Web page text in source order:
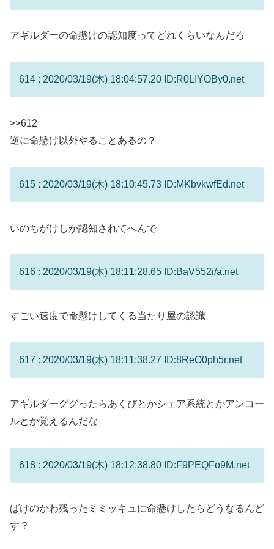
アギルダーの命懸けの認知度ってどれくらいなんだろ
614 : 2020/03/19(木) 18:04:57.20 ID:R0LIYOBy0.net
>>612
逆に命懸け以外やることあるの？
615 : 2020/03/19(木) 18:10:45.73 ID:MKbvkwfEd.net
いのちがけしか認知されてへんで
616 : 2020/03/19(木) 18:11:28.65 ID:BaV552i/a.net
すごい速度で命懸けしてくる当たり屋の認識
617 : 2020/03/19(木) 18:11:38.27 ID:8ReO0ph5r.net
アギルダーググったらあくびとかシェア系統とかアンコー
ルとか覚えるんだな
618 : 2020/03/19(木) 18:12:38.80 ID:F9PEQFo9M.net
ばけのかわ残ったミミッキュに命懸けしたらどうなるんど
す？